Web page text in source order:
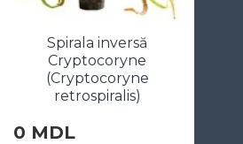
Spirala inversă
Cryptocoryne
(Cryptocoryne
retrospiralis)
0 MDL